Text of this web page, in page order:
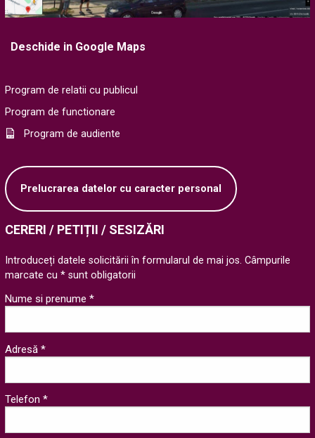
Deschide in Google Maps
Program de relatii cu publicul
Program de functionare
Program de audiente
Prelucrarea datelor cu caracter personal
CERERI / PETIȚII / SESIZĂRI
Introduceți datele solicitării în formularul de mai jos. Câmpurile
marcate cu * sunt obligatorii
Nume si prenume *
Adresă *
Telefon *